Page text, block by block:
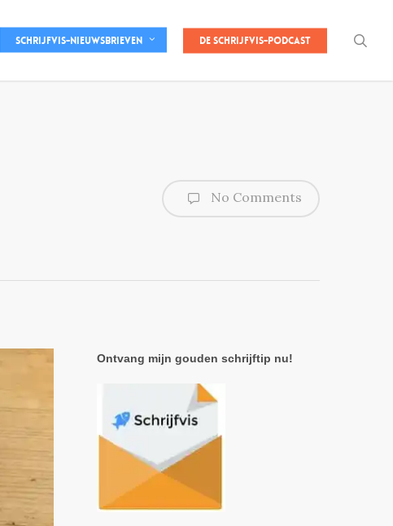
Schrijfvis-nieuwsbrieven De Schrijfvis-podcast
No Comments
Ontvang mijn gouden schrijftip nu!